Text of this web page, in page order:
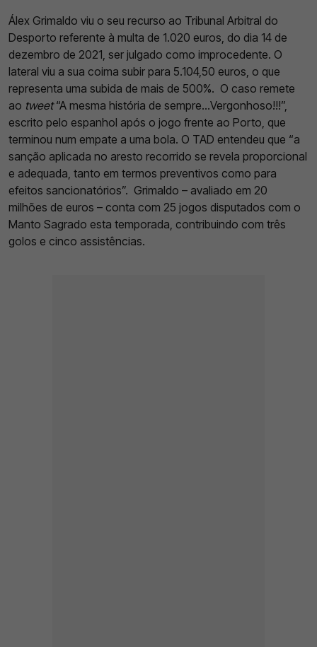
Álex Grimaldo viu o seu recurso ao Tribunal Arbitral do
Desporto referente à multa de 1.020 euros, do dia 14 de
dezembro de 2021, ser julgado como improcedente. O
lateral viu a sua coima subir para 5.104,50 euros, o que
representa uma subida de mais de 500%. O caso remete
ao tweet“A mesma história de sempre...Vergonhoso!!!”,
escrito pelo espanhol após o jogo frente ao Porto, que
terminou num empate a uma bola. O TAD entendeu que “a
sanção aplicada no aresto recorrido se revela proporcional
e adequada, tanto em termos preventivos como para
efeitos sancionatórios”. Grimaldo – avaliado em 20
milhões de euros – conta com 25 jogos disputados com o
Manto Sagrado esta temporada, contribuindo com três
golos e cinco assistências.